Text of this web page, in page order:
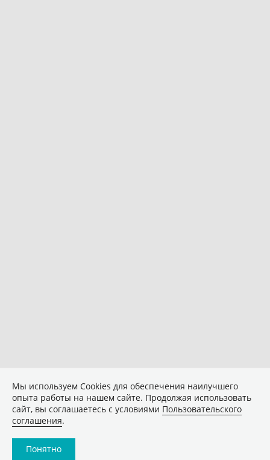
Мы используем Сookies для обеспечения наилучшего
опыта работы на нашем сайте. Продолжая использовать
сайт, вы соглашаетесь с условиями Пользовательского
соглашения.
Понятно